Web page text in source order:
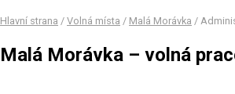
Hlavní strana / Volná místa / Malá Morávka /
Malá Morávka – volná